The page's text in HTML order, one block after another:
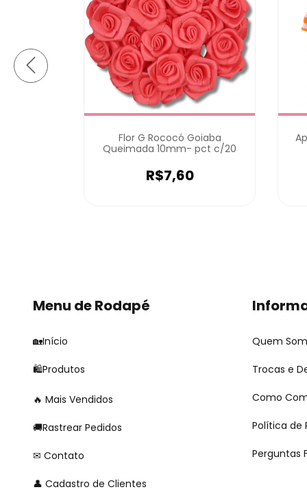
Flor G Rococó Goiaba
Queimada 10mm- pct c/20
R$7,60
Menu de Rodapé
🏡Início
🛍Produtos
Mais Vendidos
🚚Rastrear Pedidos
Contato
Cadastro de Clientes
Quem
Trocas e
Como
Política de
Perguntas